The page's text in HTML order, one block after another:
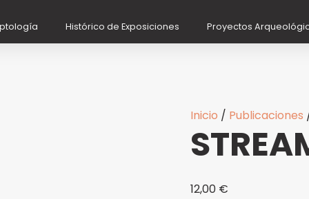
Histórico de Exposiciones Proyectos
Inicio / Publicaciones
12,00 €